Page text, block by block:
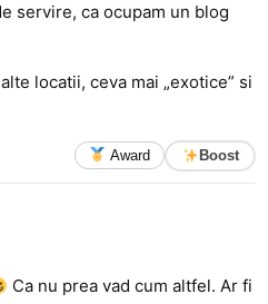
servire, ca ocupam un blog
locatii, ceva mai „exotice” si
Award Boost
Ca nu prea vad cum altfel. Ar fi